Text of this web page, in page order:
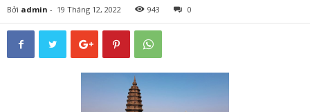
Bởi admin - 19 Tháng 12, 2022 943 0